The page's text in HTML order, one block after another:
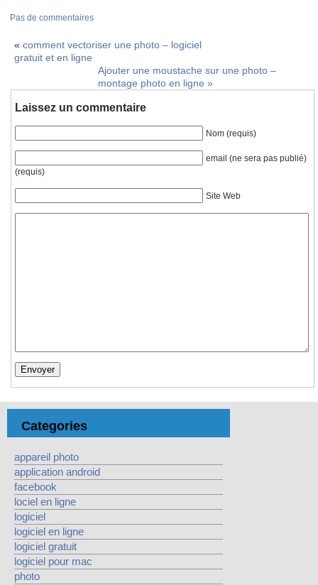
Pas de commentaires
« comment vectoriser une photo – logiciel
gratuit et en ligne
Ajouter une moustache sur une photo –
montage photo en ligne »
Laissez un commentaire
Nom (requis)
email (ne sera pas publié)
(requis)
Site Web
Categories
appareil photo
application android
facebook
lociel en ligne
logiciel
logiciel en ligne
logiciel gratuit
logiciel pour mac
photo